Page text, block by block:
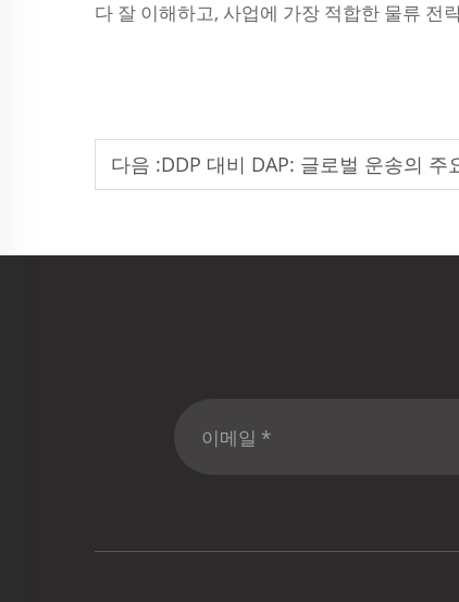
다 잘 이해하고, 사업에 가장 적합한 물류 전
다음 :DDP 대비 DAP: 글로벌 운송의 주